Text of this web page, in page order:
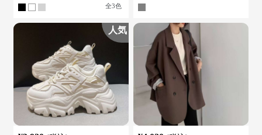
¥3,920 (税込) ¥4,020 (税込)